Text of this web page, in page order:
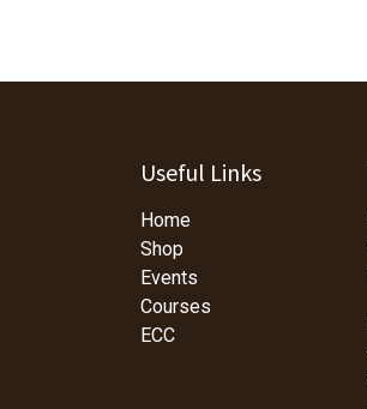
Useful Links
Home
Shop
Events
Courses
ECC